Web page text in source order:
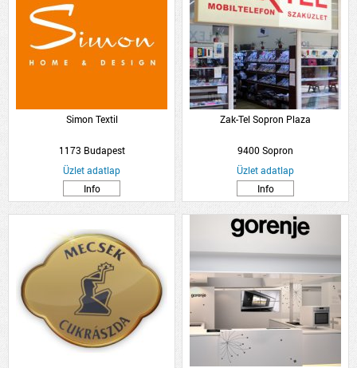
Simon Textil
1173 Budapest
Üzlet adatlap
Info
Zak-Tel Sopron Plaza
9400 Sopron
Üzlet adatlap
Info